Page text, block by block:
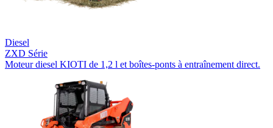
Diesel
ZXD Série
Moteur diesel KIOTI de 1,2 l et boîtes-ponts à entraînement direct.